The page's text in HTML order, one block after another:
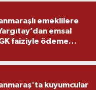
emeklilere
emsal
faiziyle ödeme
kuyumcular